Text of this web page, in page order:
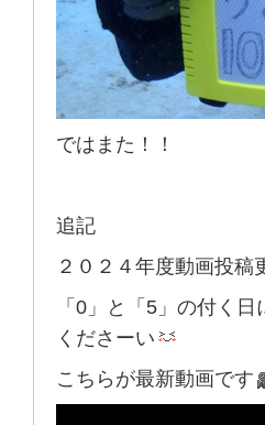
ではまた！！
追記
２０２４年度動画投稿
「0」と「5」の付く
くださーい
こちらが最新動画です